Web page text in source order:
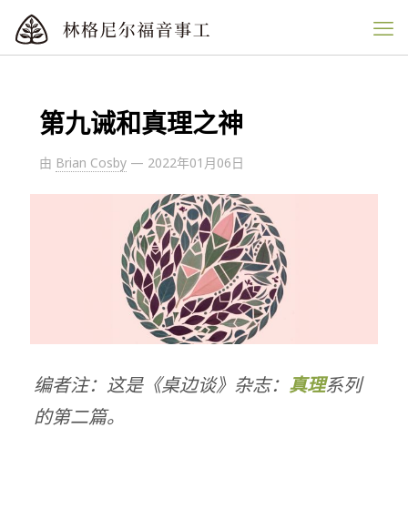
第九诫和真理之神
由 Brian Cosby — 2022年01月06日
编者注：这是《桌边谈》杂志： 真理系列
的第二篇。